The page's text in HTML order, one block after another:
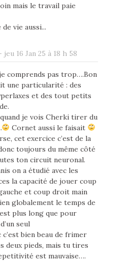
mais le travail paie
vie aussi...
jeu 16 Jan 25 à 18 h 58
comprends pas trop….Bon
une particularité : des
et des tout petits
je vois Cherki tirer du
Cornet aussi le faisait
cet exercice c’est de la
toujours du même côté
ton circuit neuronal.
on a étudié avec les
la capacité de jouer coup
et coup droit main
globalement le temps de
plus long que pour
seul
bien beau de frimer
deux pieds, mais tu tires
est mauvaise….